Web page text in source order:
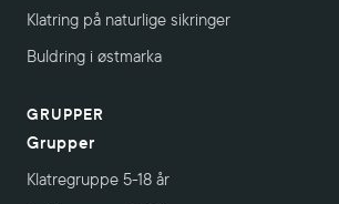
Klatring på naturlige sikringer
Buldring i østmarka
GRUPPER
Grupper
Klatregruppe 5-18 år